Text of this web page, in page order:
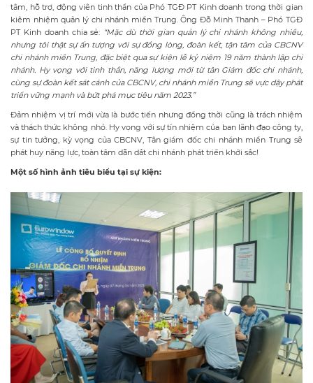
tâm, hỗ trợ, động viên tinh thần của Phó TGĐ PT Kinh doanh trong thời gian
kiêm nhiệm quản lý chi nhánh miền Trung. Ông Đỗ Minh Thanh – Phó TGĐ
PT Kinh doanh chia sẻ: “Mặc dù thời gian quản lý chi nhánh không nhiều,
nhưng tôi thật sự ấn tượng với sự đồng lòng, đoàn kết, tận tâm của CBCNV
chi nhánh miền Trung, đặc biệt qua sự kiện lễ kỷ niệm 19 năm thành lập chi
nhánh. Hy vọng với tinh thần, năng lượng mới từ tân Giám đốc chi nhánh,
cùng sự đoàn kết sát cánh của CBCNV, chi nhánh miền Trung sẽ vực dậy phát
triển vững mạnh và bứt phá mục tiêu năm 2023.”
Đảm nhiệm vị trí mới vừa là bước tiến nhưng đồng thời cũng là trách nhiệm
và thách thức không nhỏ. Hy vọng với sự tín nhiệm của ban lãnh đạo công ty,
sự tin tưởng, kỳ vọng của CBCNV, Tân giám đốc chi nhánh miền Trung sẽ
phát huy năng lực, toàn tâm dẫn dắt chi nhánh phát triển khởi sắc!
Một số hình ảnh tiêu biểu tại sự kiện: